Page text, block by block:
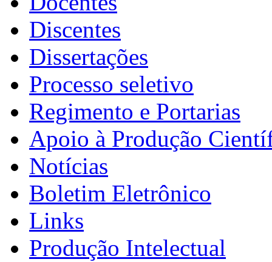
Discentes
Dissertações
Processo seletivo
Regimento e Portarias
Apoio à Produção
Notícias
Boletim Eletrônico
Links
Produção Intelectual